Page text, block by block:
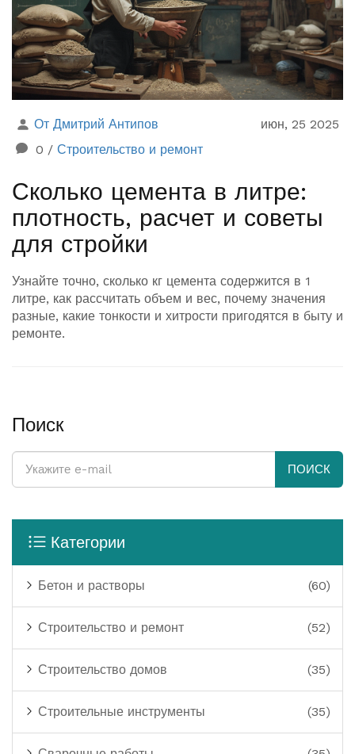
От Дмитрий Антипов
июн, 25 2025
0 / Строительство и ремонт
Сколько цемента в литре:
плотность, расчет и советы
для стройки
Узнайте точно, сколько кг цемента содержится в 1
литре, как рассчитать объем и вес, почему значения
разные, какие тонкости и хитрости пригодятся в быту и
ремонте.
Поиск
ПОИСК
Категории
Бетон и растворы (60)
Строительство и ремонт (52)
Строительство домов (35)
Строительные инструменты (35)